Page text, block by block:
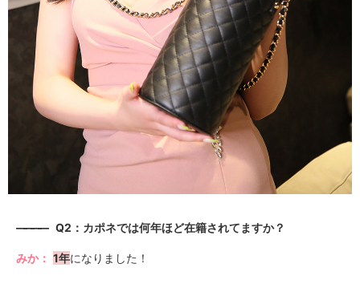
———— Q2：カポネでは何年ほど在籍されてますか？
みか： 1年になりました！